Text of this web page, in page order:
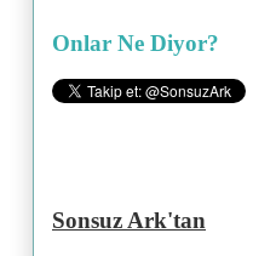
Onlar Ne Diyor?
Sonsuz Ark'tan